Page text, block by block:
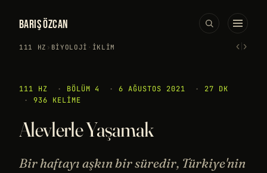
BARIŞ ÖZCAN
111 HZ › BIYOLOJI · İKLIM ‹›
111 HZ · BÖLÜM 4 · 6 AĞUSTOS 2021 ·
27 DK
·
936 KELIME
Alevlerle Yaşamak
Bir haftayı aşkın bir süredir, Türkiye'nin